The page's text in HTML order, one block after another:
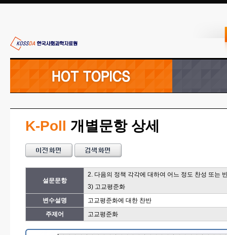
K-Poll 개별문항 상세
설문문항
2. 다음의 정책 각각에 대하여 어느 정도 찬성 또는
3) 고교평준화
변수설명
고교평준화에 대한 찬반
주제어
고교평준화